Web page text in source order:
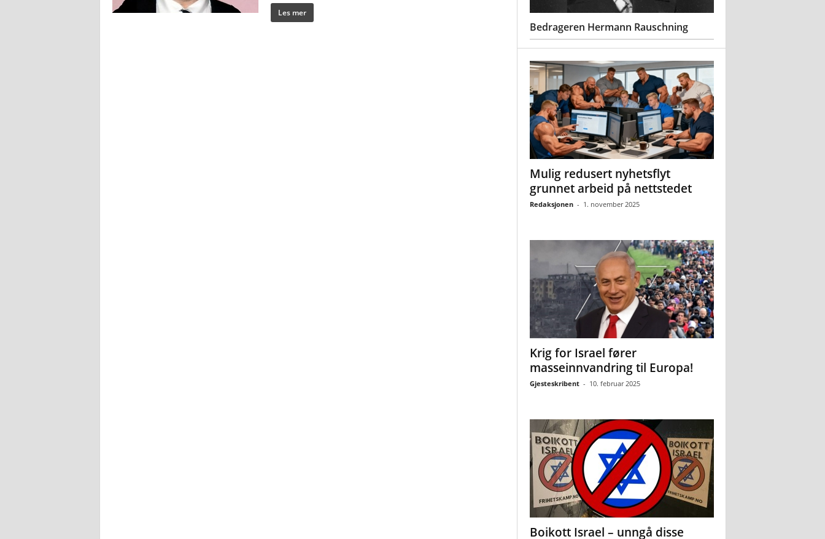
Les mer
Bedrageren Hermann Rauschning
Mulig redusert nyhetsflyt
grunnet arbeid på nettstedet
Redaksjonen - 1. november 2025
Krig for Israel fører
masseinnvandring til Europa!
Gjesteskribent - 10. februar 2025
Boikott Israel – unngå disse